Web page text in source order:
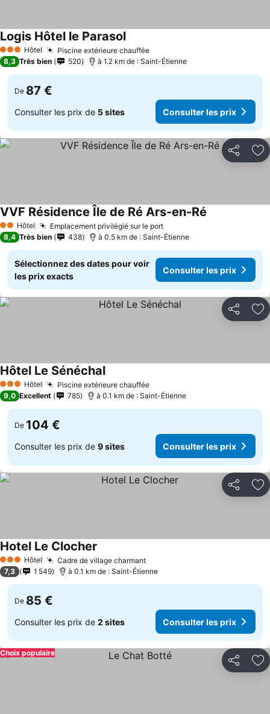
3 ÉtoilesHôtel Piscine extérieure chauffée
Logis Hôtel le Parasol
8,3 Très bien 520 à 1.2 km de : Saint-Étienne
De 87 €
Consulter les prix de 5 sites Consulter les prix
Partager
2 Étoiles
Hôtel Emplacement privilégié sur le port
VVF Résidence Île de Ré Ars-en-Ré
8,4 Très bien 438 à 0.5 km de : Saint-Étienne
Sélectionnez des dates pour voir
les prix exacts
Consulter les prix
Partager
3 ÉtoilesHôtel Piscine extérieure chauffée
Hôtel Le Sénéchal
9,0 Excellent 785 à 0.1 km de : Saint-Étienne
De 104 €
Consulter les prix de 9 sites Consulter les prix
Partager
3 ÉtoilesHôtel Cadre de village charmant
Hotel Le Clocher
7,3 1 549 à 0.1 km de : Saint-Étienne
De 85 €
Consulter les prix de 2 sites Consulter les prix
Partager
Choix populaire